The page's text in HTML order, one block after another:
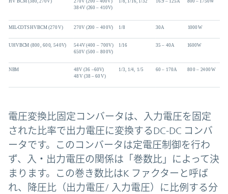
電圧変換比固定コンバータは、入力電圧を固定
された比率で出力電圧に変換するDC-DC コンバ
ータです。このコンバータは定電圧制御を行わ
ず、入・出力電圧の関係は「巻数比」によって決
まります。この巻き数比はK ファクターと呼ば
れ、降圧比（出力電圧/ 入力電圧）に比例する分